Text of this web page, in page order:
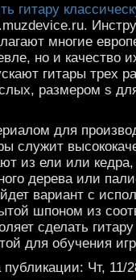
гитару
многие
но и качество
гитары трех
размером ѕ
для
служит
из ели или
дерева или
вариант с
шпоном из
сделать
для обучения
публикации: Чт, 11/